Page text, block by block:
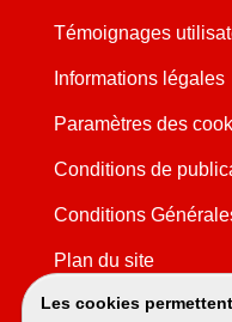
Les cookies
Témoignages
Informations légales
Paramètres des
Conditions de
Conditions
Plan du site